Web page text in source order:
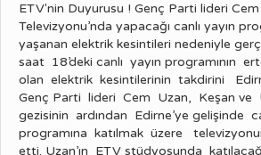
ETV'nin Duyurusu ! Genç Parti lideri Cem
Televizyonu’nda yapacağı canlı yayın
yaşanan elektrik kesintileri nedeniyle
saat 18’deki canlı yayın programının
olan elektrik kesintilerinin takdirini
Genç Parti lideri Cem Uzan, Keşan ve
gezisinin ardından Edirne’ye gelişinde
programına katılmak üzere
etti. Uzan’ın ETV stüdyosunda